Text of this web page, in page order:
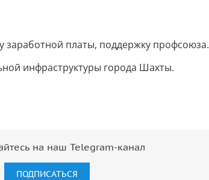
заработной платы, поддержку профсоюза.
инфраструктуры города Шахты.
на наш Telegram-канал
ПОДПИСАТЬСЯ